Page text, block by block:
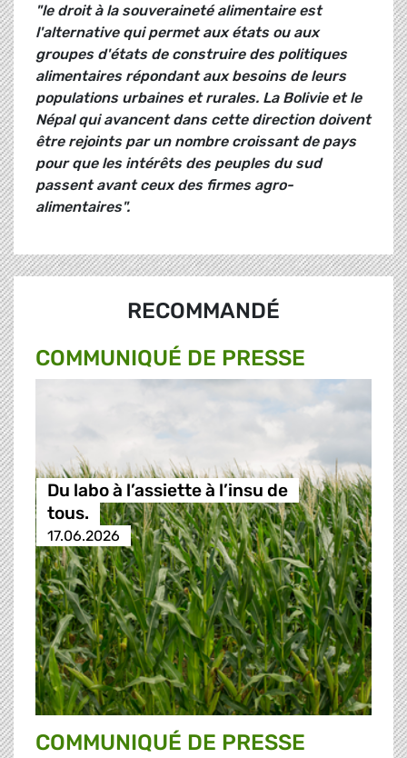
"le droit à la souveraineté alimentaire est
l'alternative qui permet aux états ou aux
groupes d'états de construire des politiques
alimentaires répondant aux besoins de leurs
populations urbaines et rurales. La Bolivie et le
Népal qui avancent dans cette direction doivent
être rejoints par un nombre croissant de pays
pour que les intérêts des peuples du sud
passent avant ceux des firmes agro-
alimentaires".
RECOMMANDÉ
COMMUNIQUÉ DE PRESSE
Du labo à l’assiette à l’insu de
tous.
17.06.2026
COMMUNIQUÉ DE PRESSE